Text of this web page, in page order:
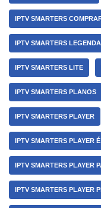
IPTV SMARTERS
IPTV SMARTERS
IPTV SMARTERS LITE
IPTV SMARTERS PLANOS
IPTV SMARTERS PLAYER
IPTV SMARTERS PLAYER
IPTV SMARTERS PLAYER
IPTV SMARTERS PLAYER